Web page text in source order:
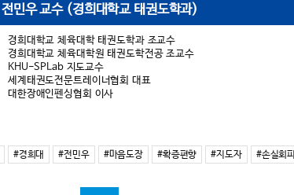
전민우 교수 (경희대학교 태권도학과)
경희대학교 체육대학 태권도학과 조교수
경희대학교 체육대학원 태권도학전공 조교수
KHU-SPLab 지도교수
세계태권도전문트레이너협회 대표
대한장애인펜싱협회 이사
#경희대 #전민우 #마음도장 #확증편향 #지도자 #손실회피